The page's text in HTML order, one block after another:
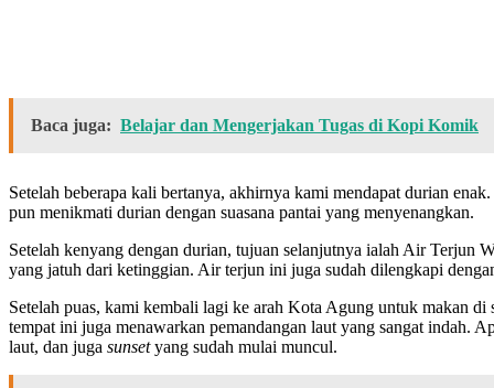
Baca juga: Belajar dan Mengerjakan Tugas di Kopi Komik
Setelah beberapa kali bertanya, akhirnya kami mendapat durian
pun menikmati durian dengan suasana pantai yang menyenangkan.
Setelah kenyang dengan durian, tujuan selanjutnya ialah Air Terjun
yang jatuh dari ketinggian. Air terjun ini juga sudah dilengkapi
Setelah puas, kami kembali lagi ke arah Kota Agung untuk makan
tempat ini juga menawarkan pemandangan laut yang sangat indah.
laut, dan juga sunsetyang sudah mulai muncul.